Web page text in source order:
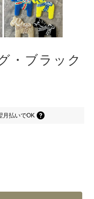
・ブラック
月払いでOK